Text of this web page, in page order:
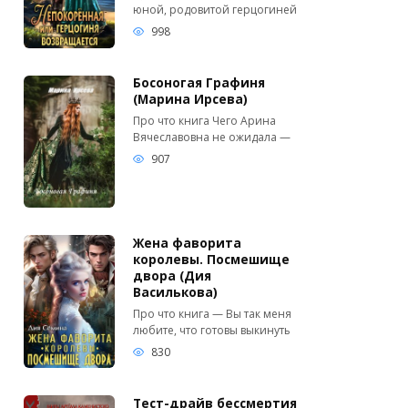
юной, родовитой герцогиней
998
Босоногая Графиня
(Марина Ирсева)
Про что книга Чего Арина
Вячеславовна не ожидала —
907
Жена фаворита
королевы. Посмешище
двора (Дия
Василькова)
Про что книга — Вы так меня
любите, что готовы выкинуть
830
Тест-драйв бессмертия